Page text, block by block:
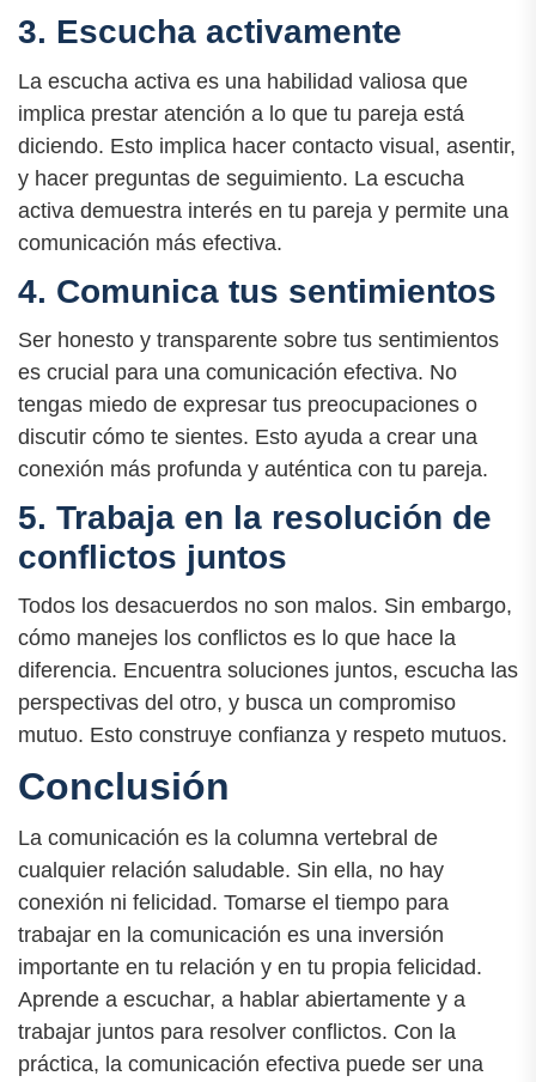
3. Escucha activamente
La escucha activa es una habilidad valiosa que
implica prestar atención a lo que tu pareja está
diciendo. Esto implica hacer contacto visual, asentir,
y hacer preguntas de seguimiento. La escucha
activa demuestra interés en tu pareja y permite una
comunicación más efectiva.
4. Comunica tus sentimientos
Ser honesto y transparente sobre tus sentimientos
es crucial para una comunicación efectiva. No
tengas miedo de expresar tus preocupaciones o
discutir cómo te sientes. Esto ayuda a crear una
conexión más profunda y auténtica con tu pareja.
5. Trabaja en la resolución de
conflictos juntos
Todos los desacuerdos no son malos. Sin embargo,
cómo manejes los conflictos es lo que hace la
diferencia. Encuentra soluciones juntos, escucha las
perspectivas del otro, y busca un compromiso
mutuo. Esto construye confianza y respeto mutuos.
Conclusión
La comunicación es la columna vertebral de
cualquier relación saludable. Sin ella, no hay
conexión ni felicidad. Tomarse el tiempo para
trabajar en la comunicación es una inversión
importante en tu relación y en tu propia felicidad.
Aprende a escuchar, a hablar abiertamente y a
trabajar juntos para resolver conflictos. Con la
práctica, la comunicación efectiva puede ser una